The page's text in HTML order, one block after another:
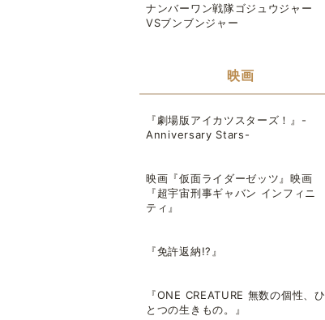
ナンバーワン戦隊ゴジュウジャー
VSブンブンジャー
映画
『劇場版アイカツスターズ！』-
Anniversary Stars-
映画『仮面ライダーゼッツ』映画
『超宇宙刑事ギャバン インフィニ
ティ』
『免許返納!?』
『ONE CREATURE 無数の個性、ひ
とつの生きもの。』